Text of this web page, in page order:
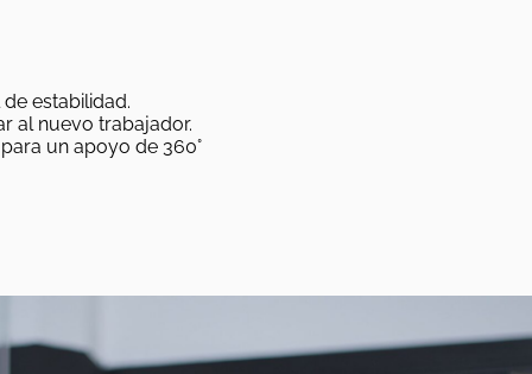
estabilidad.
al nuevo trabajador.
un apoyo de 360°